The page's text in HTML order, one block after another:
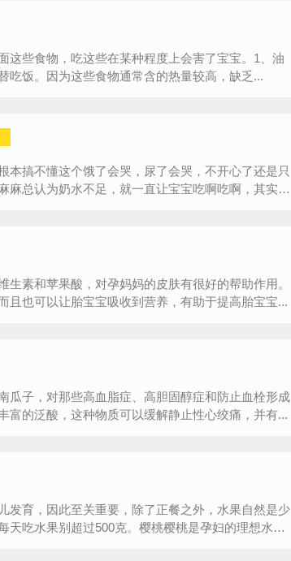
这些食物，吃这些在某种程度上会害了宝宝。1、油
吃饭。因为这些食物通常含的热量较高，缺乏...
本搞不懂这个饿了会哭，尿了会哭，不开心了还是只
麻总认为奶水不足，就一直让宝宝吃啊吃啊，其实宝
素和苹果酸，对孕妈妈的皮肤有很好的帮助作用。
且也可以让胎宝宝吸收到营养，有助于提高胎宝宝...
瓜子，对那些高血脂症、高胆固醇症和防止血栓形成
富的泛酸，这种物质可以缓解静止性心绞痛，并有...
发育，因此至关重要，除了正餐之外，水果自然是少
天吃水果别超过500克。樱桃樱桃是孕妇的理想水